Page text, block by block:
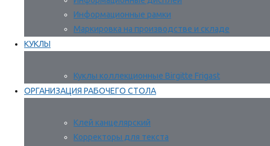
Информационные рамки
Маркировка на производстве и складе
КУКЛЫ
Куклы коллекционные Birgitte Frigast
ОРГАНИЗАЦИЯ РАБОЧЕГО СТОЛА
Клей канцелярский
Корректоры для текста